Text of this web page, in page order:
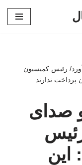
رئیس کمیسیون
ندارند
صدای
این